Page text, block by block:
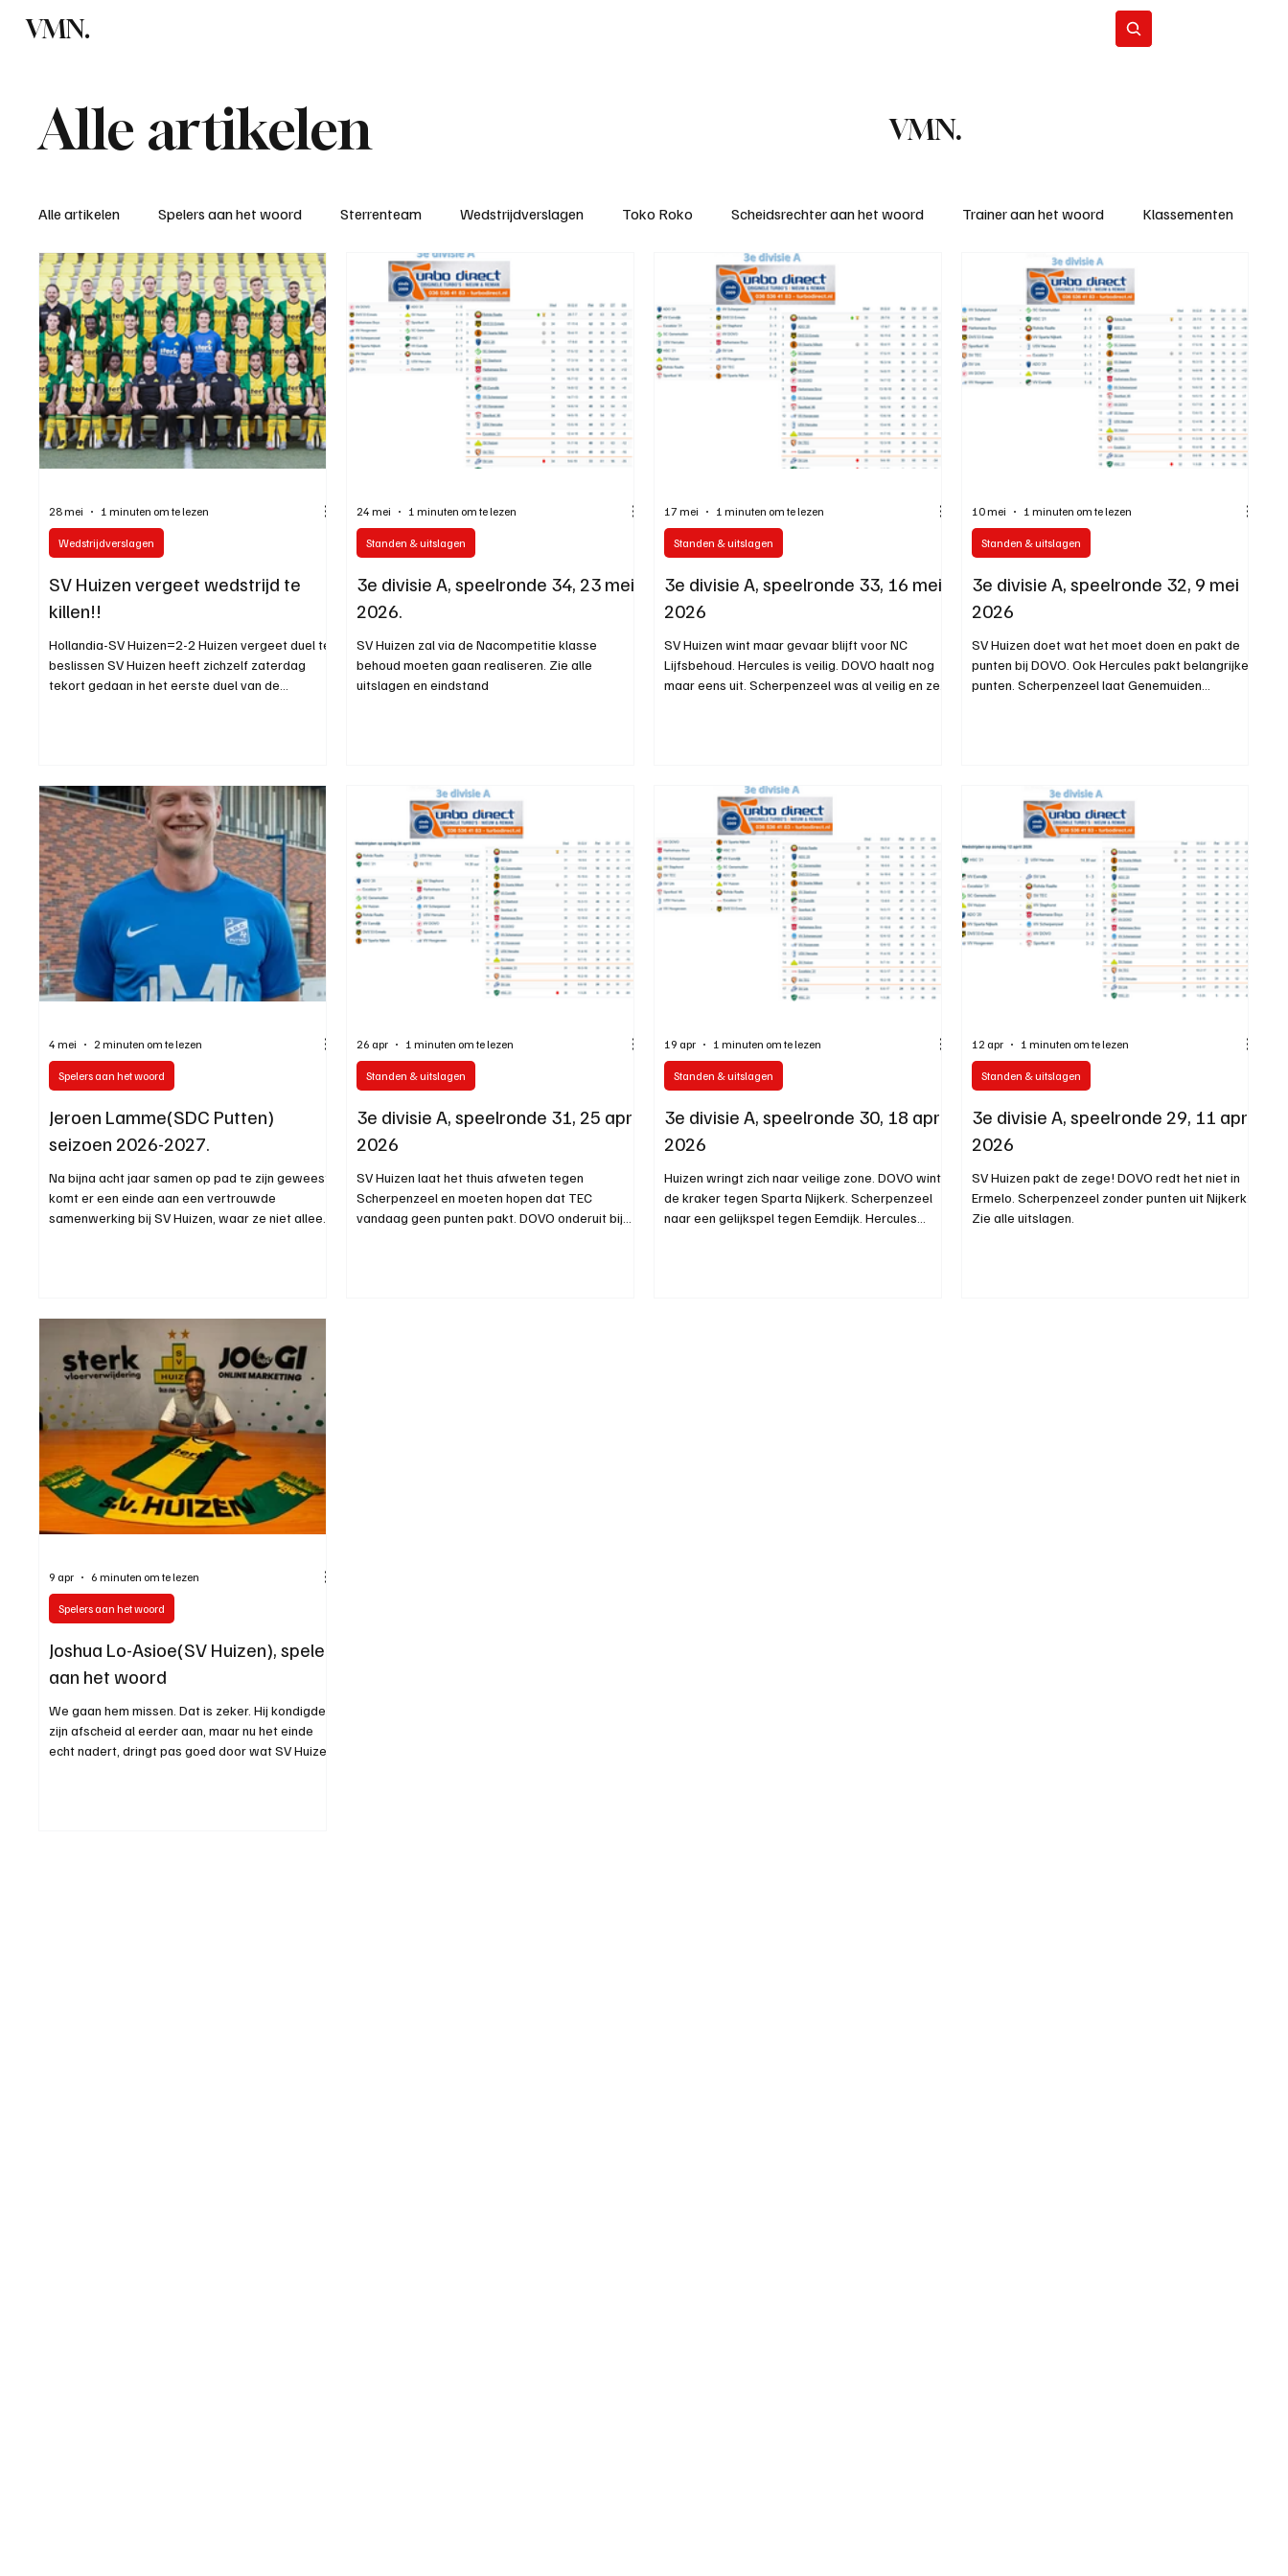
VMN.
Alle artikelen VMN.
Alle artikelen Spelers aan het woord Sterrenteam Wedstrijdverslagen Toko Roko Scheidsrechter aan het woord Trainer aan het woord Klassementen
Standen & uitslagen KM - Meest sportieve ploeg KM - Minst gepasseerde ploeg KM - Topscorer van het seizoen KM - Beste ploeg
KM - Meest scorende ploeg Bekervoetbal Ster van de week Het gesprek Reclame Algemene berichten KM - Topscorer van de week
Introductie donateurclubs 26/27
SV Huizen vergeet wedstrijd te
killen!!
Hollandia-SV Huizen=2-2 Huizen vergeet duel te
beslissen SV Huizen heeft zichzelf zaterdag
tekort gedaan in het eerste duel van de
maar gaf een 0-2 voorsprong alsnog weg: 2-2.
Huizen begon sterk in Hoorn en liet direct zien
dat het verschil tussen de derde en vierde divisie
zichtbaar was. De bezoekers war
Wedstrijdverslagen
28 mei 1 minuten om te lezen
3e divisie A, speelronde 34, 23 mei
2026.
SV Huizen zal via de Nacompetitie klasse
behoud moeten gaan realiseren. Zie alle
uitslagen en eindstand
Standen & uitslagen
24 mei 1 minuten om te lezen
3e divisie A, speelronde 33, 16 mei
2026
SV Huizen wint maar gevaar blijft voor NC
Lijfsbehoud. Hercules is veilig. DOVO haalt nog
maar eens uit. Scherpenzeel was al veilig en zet
Standen & uitslagen
17 mei 1 minuten om te lezen
3e divisie A, speelronde 32, 9 mei
2026
SV Huizen doet wat het moet doen en pakt de
punten bij DOVO. Ook Hercules pakt belangrijke
punten. Scherpenzeel laat Genemuiden
Standen & uitslagen
10 mei 1 minuten om te lezen
Jeroen Lamme(SDC Putten)
seizoen 2026-2027.
Na bijna acht jaar samen op pad te zijn geweest,
komt er een einde aan een vertrouwde
samenwerking bij SV Huizen, waar ze niet alleen
uitdaging. Komend seizoen zal hij zijn geluk
beproeven bij SDC Putten. Een logische stap
voor een speler die al jaren uitblinkt door zijn
onverzettelijkheid en constante drive.
Spelers aan het woord
4 mei 2 minuten om te lezen
3e divisie A, speelronde 31, 25 april
2026
SV Huizen laat het thuis afweten tegen
Scherpenzeel en moeten hopen dat TEC
vandaag geen punten pakt. DOVO onderuit bij
Standen & uitslagen
26 apr 1 minuten om te lezen
3e divisie A, speelronde 30, 18 april
2026
Huizen wringt zich naar veilige zone. DOVO wint
de kraker tegen Sparta Nijkerk. Scherpenzeel
naar een gelijkspel tegen Eemdijk. Hercules
Standen & uitslagen
19 apr 1 minuten om te lezen
3e divisie A, speelronde 29, 11 april
2026
SV Huizen pakt de zege! DOVO redt het niet in
Ermelo. Scherpenzeel zonder punten uit Nijkerk.
Zie alle uitslagen.
Standen & uitslagen
12 apr 1 minuten om te lezen
Joshua Lo-Asioe(SV Huizen), speler
aan het woord
We gaan hem missen. Dat is zeker. Hij kondigde
zijn afscheid al eerder aan, maar nu het einde
echt nadert, dringt pas goed door wat SV Huizen
Spelers aan het woord
9 apr 6 minuten om te lezen